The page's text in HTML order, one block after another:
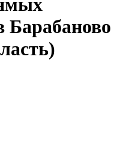
Барабаново